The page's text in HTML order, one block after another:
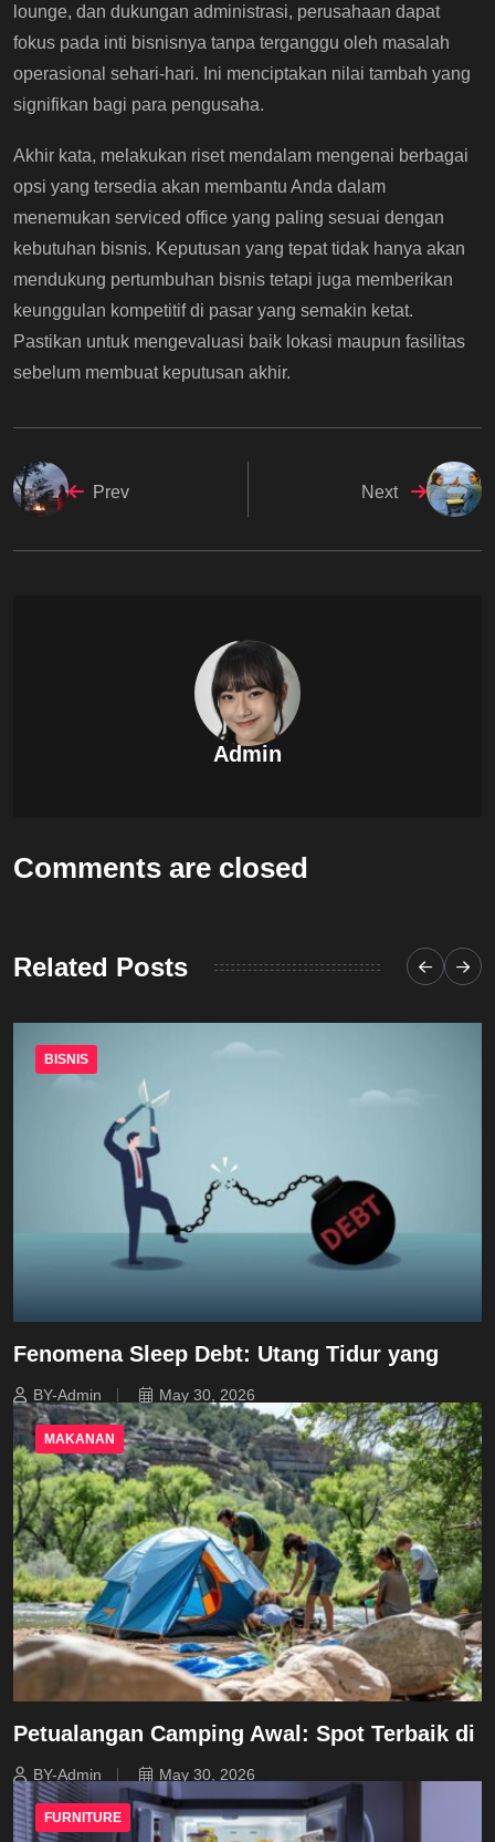
lounge, dan dukungan administrasi, perusahaan dapat
fokus pada inti bisnisnya tanpa terganggu oleh masalah
operasional sehari-hari. Ini menciptakan nilai tambah yang
signifikan bagi para pengusaha.
Akhir kata, melakukan riset mendalam mengenai berbagai
opsi yang tersedia akan membantu Anda dalam
menemukan serviced office yang paling sesuai dengan
kebutuhan bisnis. Keputusan yang tepat tidak hanya akan
mendukung pertumbuhan bisnis tetapi juga memberikan
keunggulan kompetitif di pasar yang semakin ketat.
Pastikan untuk mengevaluasi baik lokasi maupun fasilitas
sebelum membuat keputusan akhir.
Prev Next
Admin
Comments are closed
Related Posts
BISNIS
Fenomena Sleep Debt: Utang Tidur yang
BY-Admin May 30, 2026
MAKANAN
Petualangan Camping Awal: Spot Terbaik di
BY-Admin May 30, 2026
FURNITURE